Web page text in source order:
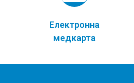
Електронна
медкарта